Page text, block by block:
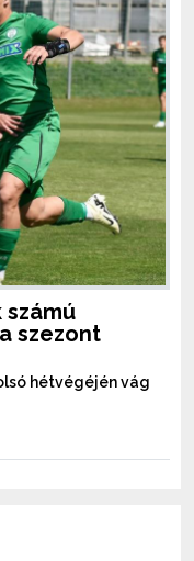
számú
szezont
hétvégéjén vág